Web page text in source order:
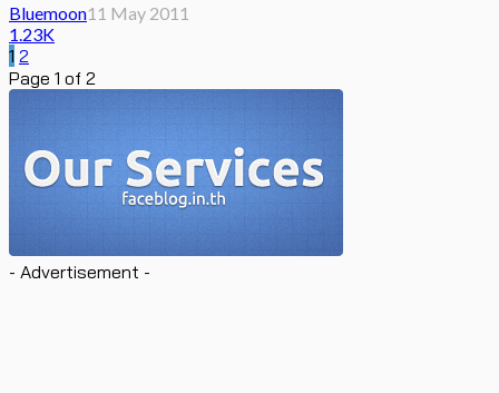
Bluemoon11 May 2011
1.23K
1 2
Page 1 of 2
- Advertisement -